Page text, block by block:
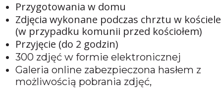
Przygotowania w domu
Zdjęcia wykonane podczas chrztu w kościele
(w przypadku komunii przed kościołem)
Przyjęcie (do 2 godzin)
300 zdjęć w formie elektronicznej
Galeria online zabezpieczona hasłem z
możliwością pobrania zdjęć,